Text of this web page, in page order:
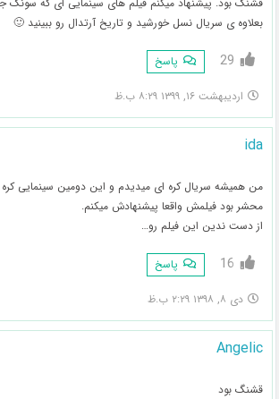
بعلاوه ی سریال نسل خورشید و تاریخ آرتدال رو ببینید 🙂
29 پاسخ
اردیبهشت ۱۶, ۱۳۹۹ ۸:۲۹ ب.ظ
ida
من همیشه سریال کره ای میدیدم و این دومین سینمایی
محشر بود فیلمش واقعا پیشنهادش میکنم.
از دست ندین این فیلم رو…
16 پاسخ
دی ۸, ۱۳۹۸ ۲:۲۹ ب.ظ
Angelic
قشنگ بود